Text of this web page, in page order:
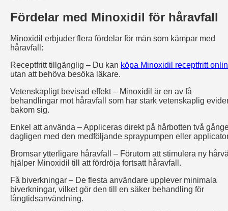
Fördelar med Minoxidil för håravfall
Minoxidil erbjuder flera fördelar för män som kämpar med
håravfall:
Receptfritt tillgänglig – Du kan köpa Minoxidil receptfritt
utan att behöva besöka läkare.
Vetenskapligt bevisad effekt – Minoxidil är en av få
behandlingar mot håravfall som har stark vetenskaplig
bakom sig.
Enkel att använda – Appliceras direkt på hårbotten två
dagligen med den medföljande spraypumpen eller
Bromsar ytterligare håravfall – Förutom att stimulera ny
hjälper Minoxidil till att fördröja fortsatt håravfall.
Få biverkningar – De flesta användare upplever minimala
biverkningar, vilket gör den till en säker behandling för
långtidsanvändning.